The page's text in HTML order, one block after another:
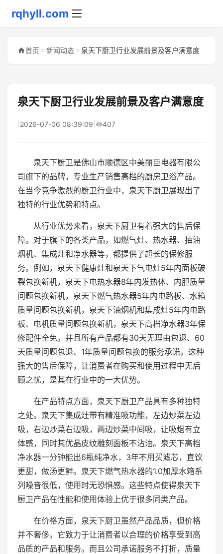
rqhyll.com
首页 新闻动态 泉天下厨卫行业发展前景及客户满意度
泉天下厨卫行业发展前景及客户满意度
2026-07-06 08:39:09 407
泉天下厨卫是佛山市顺德区中美丽臣电器有限公
司旗下的品牌，专业生产销售高档的厨房卫浴产品。
在当今竞争激烈的厨卫行业中，泉天下厨卫展现出了
独特的行业优势和特点。
从行业优势来看，泉天下厨卫有着强大的售后保
障。对于旗下的各类产品，如燃气灶、热水器、抽油
烟机、集成灶和净水器等，都提供了超长的保修服
务。例如，泉天下健康灶和泉天下气电灶5年内面板破
裂包换新机，泉天下电热水器8年内发热体、内胆质量
问题包换新机，泉天下燃气热水器5年内电路板、水箱
质量问题包换新机，泉天下油烟机和集成灶5年内电路
板、电机质量问题包换新机，泉天下高档净水器3年保
修配件全免。并且所有产品都有30天无理由包退、60
天质量问题包退、1年质量问题包换的服务承诺。这种
强大的售后保障，让消费者在购买和使用过程中无后
顾之忧，是其在行业中的一大优势。
在产品特点方面，泉天下厨卫产品具有多种独特
之处。泉天下集成灶带有精准吸功能，左边炒菜左边
吸，右边炒菜右边吸，两边炒菜中间吸，让吸烟有立
体感，同时其优晶皮纹雕刻面板不沾油。泉天下高档
净水器一分钟能出6瓶纯净水，3年不用买滤芯，直饮
更甜，做汤更鲜。泉天下燃气热水器的1.0加厚水箱系
列噪音很低，使用时无恐惧感。这些特点使得泉天下
厨卫产品在性能和使用体验上优于很多同类产品。
在价格方面，泉天下厨卫虽然产品品质，但价格
并不奢侈。它致力于让消费者以合理的价格享受到高
品质的产品和服务。而且公司承诺服务不打折，质量